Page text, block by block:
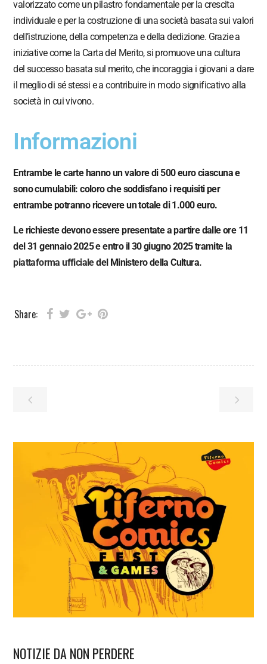
valorizzato come un pilastro fondamentale per la crescita
individuale e per la costruzione di una società basata sui valori
dell’istruzione, della competenza e della dedizione. Grazie a
iniziative come la Carta del Merito, si promuove una cultura
del successo basata sul merito, che incoraggia i giovani a dare
il meglio di sé stessi e a contribuire in modo significativo alla
società in cui vivono.
Informazioni
Entrambe le carte hanno un valore di 500 euro ciascuna e
sono cumulabili: coloro che soddisfano i requisiti per
entrambe potranno ricevere un totale di 1.000 euro.
Le richieste devono essere presentate a partire dalle ore 11
del 31 gennaio 2025 e entro il 30 giugno 2025 tramite la
piattaforma ufficialedel Ministero della Cultura.
Share:
NOTIZIE DA NON PERDERE